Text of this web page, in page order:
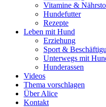
Vitamine &
Hundefutter
Rezepte
Leben mit Hund
Erziehung
Sport &
Unterwegs mit
Hunderassen
Videos
Thema vorschlagen
Über Alice
Kontakt